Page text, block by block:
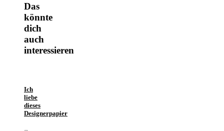
Das
könnte
dich
auch
interessieren
Ich
liebe
dieses
Designerpapier